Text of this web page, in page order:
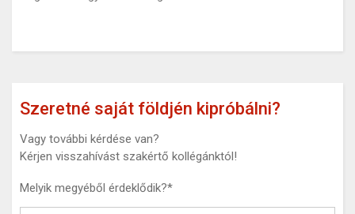
Szeretné saját földjén kipróbálni?
Vagy további kérdése van?
Kérjen visszahívást szakértő kollégánktól!
Melyik megyéből érdeklődik?*